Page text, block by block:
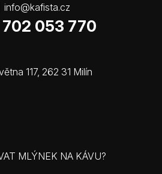
info@kafista.cz
053 770
117, 262 31 Milín
MLÝNEK NA KÁVU?